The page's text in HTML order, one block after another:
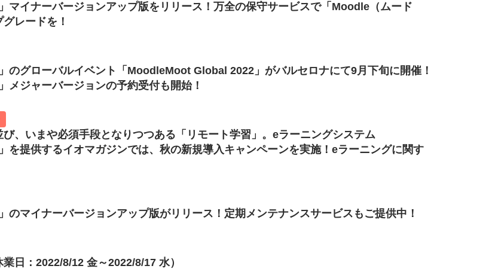
マイナーバージョンアップ版をリリース！万全の保守サービスで「Moodle（ムード
レードを！
のグローバルイベント「MoodleMoot Global 2022」がバルセロナにて9月下旬に開催！
メジャーバージョンの予約受付も開始！
び、いまや必須手段となりつつある「リモート学習」。eラーニングシステム
を提供するイオマガジンでは、秋の新規導入キャンペーンを実施！eラーニングに関す
のマイナーバージョンアップ版がリリース！定期メンテナンスサービスもご提供中！
日：2022/8/12 金～2022/8/17 水）